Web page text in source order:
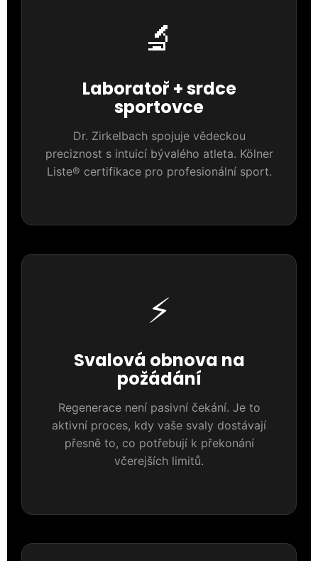
🔬
Laboratoř + srdce
sportovce
Dr. Zirkelbach spojuje vědeckou
preciznost s intuicí bývalého atleta. Kölner
Liste® certifikace pro profesionální sport.
⚡
Svalová obnova na
požádání
Regenerace není pasivní čekání. Je to
aktivní proces, kdy vaše svaly dostávají
přesně to, co potřebují k překonání
včerejších limitů.